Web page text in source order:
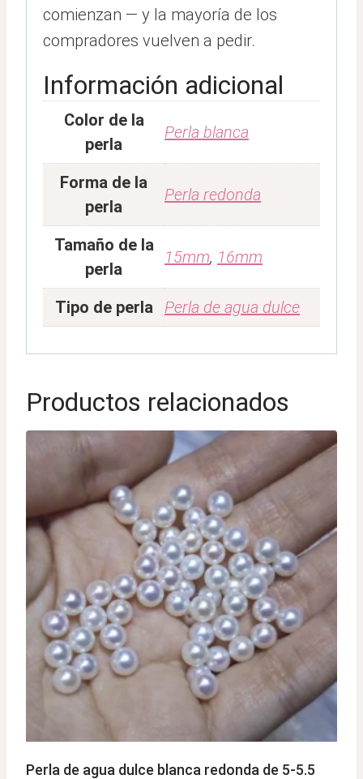
comienzan — y la mayoría de los
compradores vuelven a pedir.
Información adicional
Color de la
perla
Perla blanca
Forma de la
perla
Perla redonda
Tamaño de la
perla
15mm, 16mm
Tipo de perla Perla de agua dulce
Productos relacionados
Perla de agua dulce blanca redonda de 5-5.5